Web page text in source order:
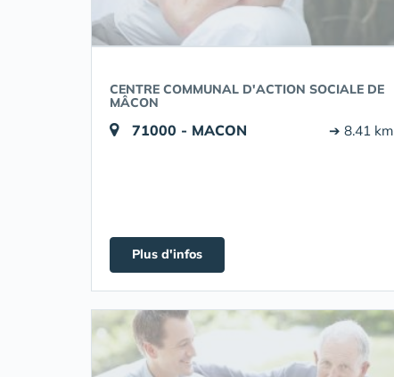
CENTRE COMMUNAL D'ACTION SOCIALE DE
MÂCON
71000 - MACON ➔ 8.41 km
Plus d'infos